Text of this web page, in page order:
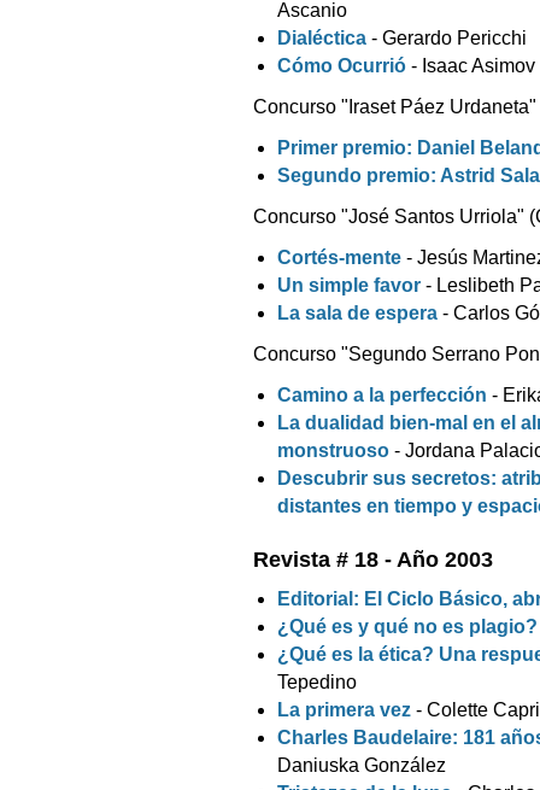
Ascanio
Dialéctica - Gerardo Pericchi
Cómo Ocurrió - Isaac Asimov
Concurso "Iraset Páez
Primer premio: Daniel
Segundo premio: Astrid
Concurso "José Santos Urriola"
Cortés-mente - Jesús
Un simple favor - Leslibeth
La sala de espera - Carlos
Concurso "Segundo Serrano
Camino a la perfección -
La dualidad bien-mal en el
monstruoso - Jordana
Descubrir sus secretos:
distantes en tiempo y
Revista # 18 - Año 2003
Editorial: El Ciclo Básico,
¿Qué es y qué no es plagio?
¿Qué es la ética? Una
Tepedino
La primera vez - Colette
Charles Baudelaire: 181
Daniuska González